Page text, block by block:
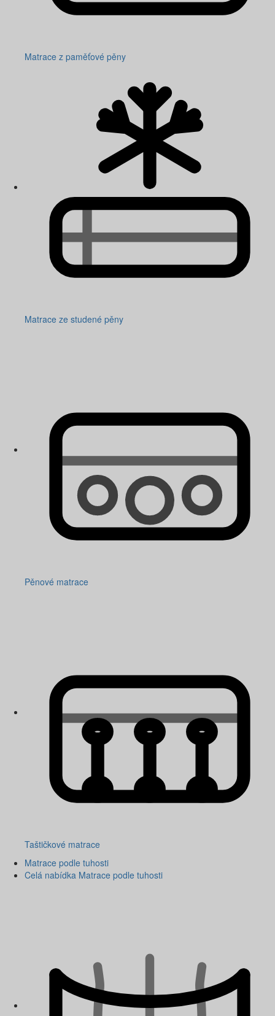
Matrace z paměťové pěny
Matrace ze studené pěny
Pěnové matrace
Taštičkové matrace
Matrace podle tuhosti
Celá nabídka Matrace podle tuhosti